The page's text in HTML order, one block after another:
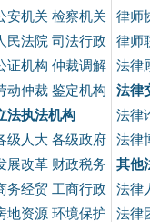
安机关 检察机关
民法院 司法行政
证机构 仲裁调解
动仲裁 鉴定机构
法执法机构
级人大 各级政府
展改革 财政税务
务经贸 工商行政
地资源 环境保护
律师
律师
法律
法律
法律
法律
其他
法律
法律